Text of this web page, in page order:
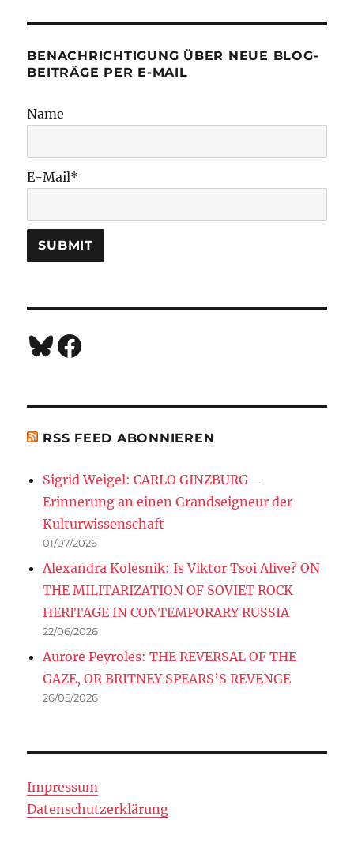
BENACHRICHTIGUNG ÜBER NEUE BLOG-
BEITRÄGE PER E-MAIL
Name
E-Mail*
Bluesky
Facebook
RSS FEED ABONNIEREN
Sigrid Weigel: CARLO GINZBURG –
Erinnerung an einen Grandseigneur der
Kulturwissenschaft
01/07/2026
Alexandra Kolesnik: Is Viktor Tsoi Alive? ON
THE MILITARIZATION OF SOVIET ROCK
HERITAGE IN CONTEMPORARY RUSSIA
22/06/2026
Aurore Peyroles: THE REVERSAL OF THE
GAZE, OR BRITNEY SPEARS’S REVENGE
26/05/2026
Impressum
Datenschutzerklärung